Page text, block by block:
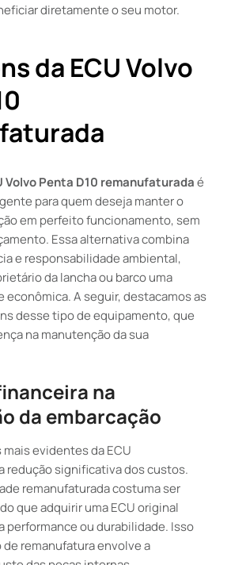
diretamente o seu motor.
da ECU Volvo
Volvo Penta D10 remanufaturadaé
para quem deseja manter o
em perfeito funcionamento, sem
Essa alternativa combina
e responsabilidade ambiental,
da lancha ou barco uma
econômica. A seguir, destacamos as
desse tipo de equipamento, que
na manutenção da sua
na
da embarcação
evidentes da ECU
redução significativa dos custos.
remanufaturada costuma ser
que adquirir uma ECU original
performance ou durabilidade. Isso
remanufatura envolve a